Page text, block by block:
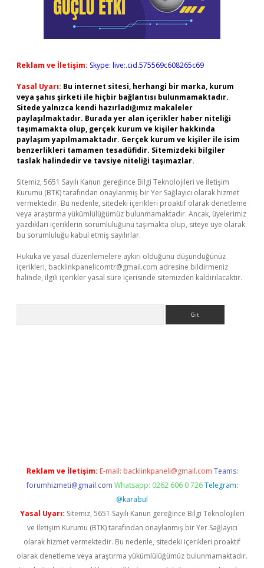
Reklam ve İletişim: Skype: live:.cid.575569c608265c69
Yasal Uyarı: Bu internet sitesi, herhangi bir marka, kurum
veya şahıs şirketi ile hiçbir bağlantısı bulunmamaktadır.
Sitede yalnızca kendi hazırladığımız makaleler
paylaşılmaktadır. Burada yer alan içerikler haber niteliği
taşımamakta olup, gerçek kurum ve kişiler hakkında
paylaşım yapılmamaktadır. Gerçek kurum ve kişiler ile isim
benzerlikleri tamamen tesadüfidir. Sitemizdeki bilgiler
taslak halindedir ve tavsiye niteliği taşımazlar.
Sitemiz, 5651 Sayılı Kanun gereğince Bilgi Teknolojileri ve İletişim
Kurumu (BTK) tarafından onaylanmış bir Yer Sağlayıcı olarak hizmet
vermektedir. Bu nedenle, sitedeki içerikleri proaktif olarak denetleme
veya araştırma yükümlülüğümüz bulunmamaktadır. Ancak, üyelerimiz
yazdıkları içeriklerin sorumluluğunu taşımakta olup, siteye üye olarak
bu sorumluluğu kabul etmiş sayılırlar.
Hukuka ve yasal düzenlemelere aykırı olduğunu düşündüğünüz
içerikleri, backlinkpanelicomtr@gmail.com adresine bildirmeniz
halinde, ilgili içerikler yasal süre içerisinde sitemizden kaldırılacaktır.
Reklam ve İletişim: E-mail: backlinkpaneli@gmail.com Teams:
forumhizmeti@gmail.com Whatsapp: 0262 606 0 726 Telegram:
@karabul
Yasal Uyarı: Sitemiz, 5651 Sayılı Kanun gereğince Bilgi Teknolojileri
ve İletişim Kurumu (BTK) tarafından onaylanmış bir Yer Sağlayıcı
olarak hizmet vermektedir. Bu nedenle, sitedeki içerikleri proaktif
olarak denetleme veya araştırma yükümlülüğümüz bulunmamaktadır.